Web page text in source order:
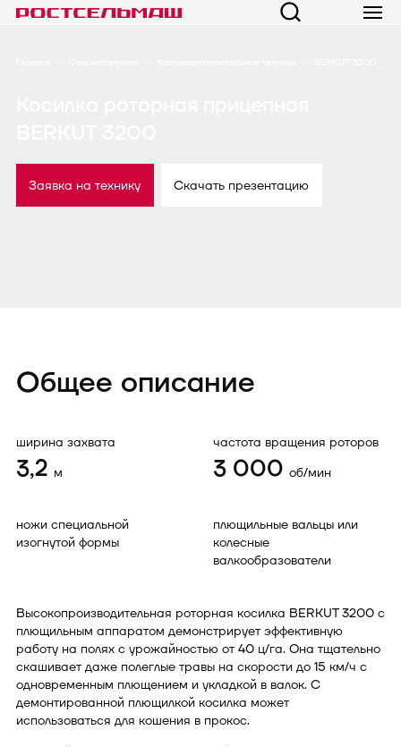
Заявка на технику Скачать презентацию
Общее описание
ширина захвата
3,2 м
частота вращения роторов
3 000 об/мин
ножи специальной
изогнутой формы
плющильные вальцы или
колесные
валкообразователи
Высокопроизводительная роторная косилка BERKUT 3200 с
плющильным аппаратом демонстрирует эффективную
работу на полях с урожайностью от 40 ц/га. Она тщательно
скашивает даже полеглые травы на скорости до 15 км/ч с
одновременным плющением и укладкой в валок. С
демонтированной плющилкой косилка может
использоваться для кошения в прокос.